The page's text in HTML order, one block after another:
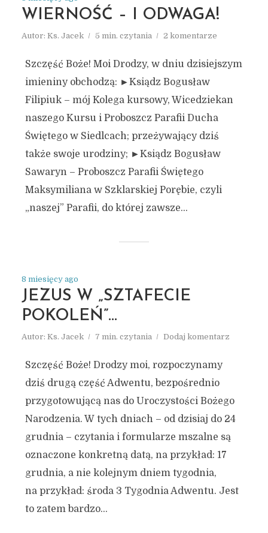
WIERNOŚĆ – I ODWAGA!
Autor: Ks. Jacek 5 min. czytania 2 komentarze
Szczęść Boże! Moi Drodzy, w dniu dzisiejszym
imieniny obchodzą: ►Ksiądz Bogusław
Filipiuk – mój Kolega kursowy, Wicedziekan
naszego Kursu i Proboszcz Parafii Ducha
Świętego w Siedlcach; przeżywający dziś
także swoje urodziny; ►Ksiądz Bogusław
Sawaryn – Proboszcz Parafii Świętego
Maksymiliana w Szklarskiej Porębie, czyli
„naszej” Parafii, do której zawsze...
8 miesięcy ago
JEZUS W „SZTAFECIE
POKOLEŃ”…
Autor: Ks. Jacek 7 min. czytania Dodaj komentarz
Szczęść Boże! Drodzy moi, rozpoczynamy
dziś drugą część Adwentu, bezpośrednio
przygotowującą nas do Uroczystości Bożego
Narodzenia. W tych dniach – od dzisiaj do 24
grudnia – czytania i formularze mszalne są
oznaczone konkretną datą, na przykład: 17
grudnia, a nie kolejnym dniem tygodnia,
na przykład: środa 3 Tygodnia Adwentu. Jest
to zatem bardzo...